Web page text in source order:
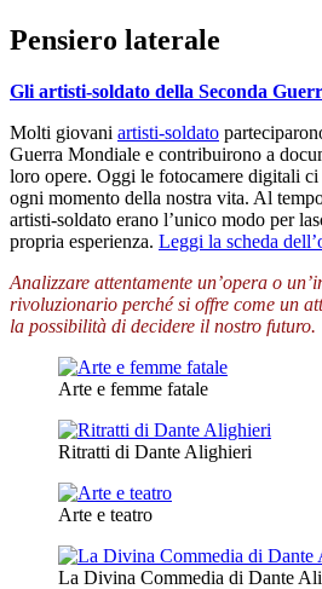
Pensiero laterale
Gli artisti-soldato della Seconda
Molti giovani artisti-soldato
Guerra Mondiale e contribuirono a
loro opere. Oggi le fotocamere digitali
ogni momento della nostra vita. Al
artisti-soldato erano l’unico modo per
propria esperienza. Leggi la scheda
Analizzare attentamente un’opera o
rivoluzionario perché si offre come un
la possibilità di decidere il nostro futuro.
Arte e femme fatale
Ritratti di Dante Alighieri
Arte e teatro
La Divina Commedia di Dante